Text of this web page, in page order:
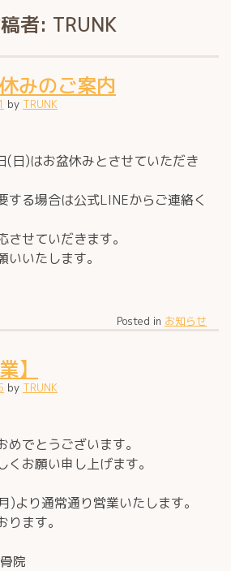
者: TRUNK
みのご案内
by TRUNK
日)はお盆休みとさせていただき
する場合は公式LINEからご連絡く
せていだきます。
いいたします。
Posted in お知らせ
】
by TRUNK
でとうございます。
お願い申し上げます。
より通常通り営業いたします。
ます。
院